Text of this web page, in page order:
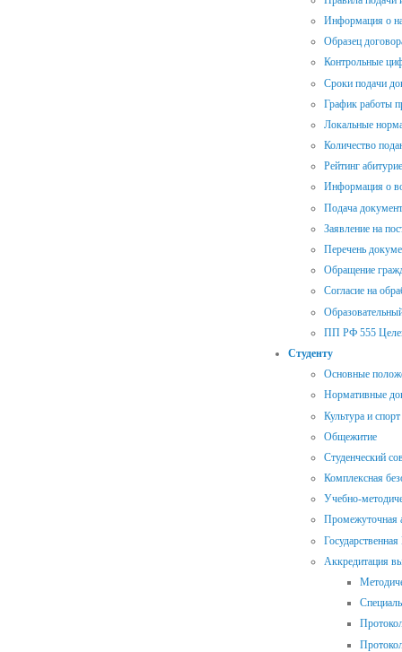
Информация о
Образец
Контрольные
Сроки подачи
График работы
Локальные
Количество
Рейтинг
Информация о
Подача
Заявление на
Перечень
Обращение
Согласие на
ПП РФ 555
Студенту
Основные
Нормативные
Культура и спорт
Общежитие
Студенческий
Комплексная
Учебно-
Промежуточная
Аккредитация